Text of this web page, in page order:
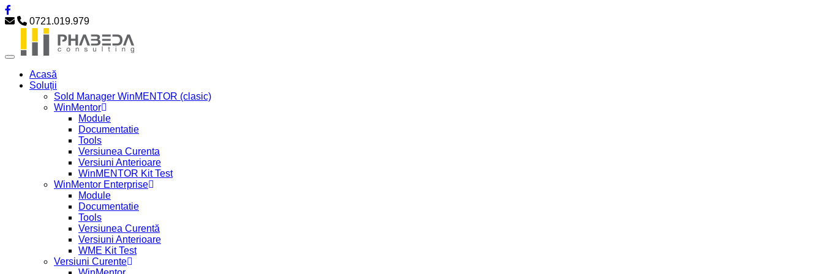
0721.019.979
Acasă
Soluții
Sold Manager WinMENTOR (clasic)
WinMentor
Module
Documentatie
Tools
Versiunea Curenta
Versiuni Anterioare
WinMENTOR Kit Test
WinMentor Enterprise
Module
Documentatie
Tools
Versiunea Curentă
Versiuni Anterioare
WME Kit Test
Versiuni Curente